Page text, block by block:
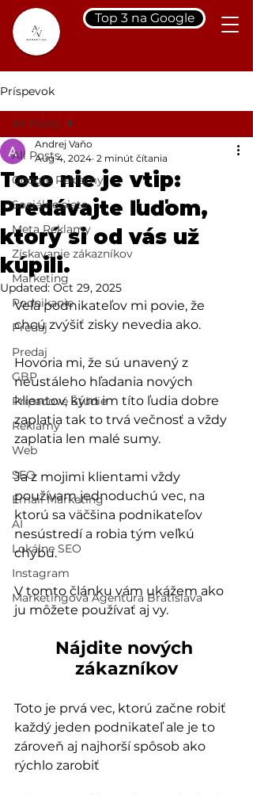
Top 3 na Google
Príspevok
All Posts
Google Reklamy
Sociálne siete
Meta Reklamy
Získavanie zákazníkov
Marketing
Podnikanie
Predaj
Predaj
GBP
Prípadové Štúdie
Reklamy
Web
SEO
Email Marketing
AI
Lokálne SEO
Instagram
Marketingová Agentúra Bratislava
All Posts
Toto nie je vtip:
Predávajte ľuďom,
ktorý si od vás už
kúpili.
Andrej Vaňo
Aug 4, 2024 2 minút čítania
Updated: Oct 29, 2025
Veľa podnikateľov mi povie, že
chcú zvýšiť zisky nevedia ako.
Hovoria mi, že sú unavený z
neustáleho hľadania nových
klientov, kým im títo ľudia dobre
zaplatia tak to trvá večnosť a vždy
zaplatia len malé sumy.
Ja z mojimi klientami vždy
používam jednoduchú vec, na
ktorú sa väčšina podnikateľov
nesústredí a robia tým veľkú
chybu.
V tomto článku vám ukážem ako
ju môžete používať aj vy.
Nájdite nových
zákazníkov
Toto je prvá vec, ktorú začne robiť
každý jeden podnikateľ ale je to
zároveň aj najhorší spôsob ako
rýchlo zarobiť